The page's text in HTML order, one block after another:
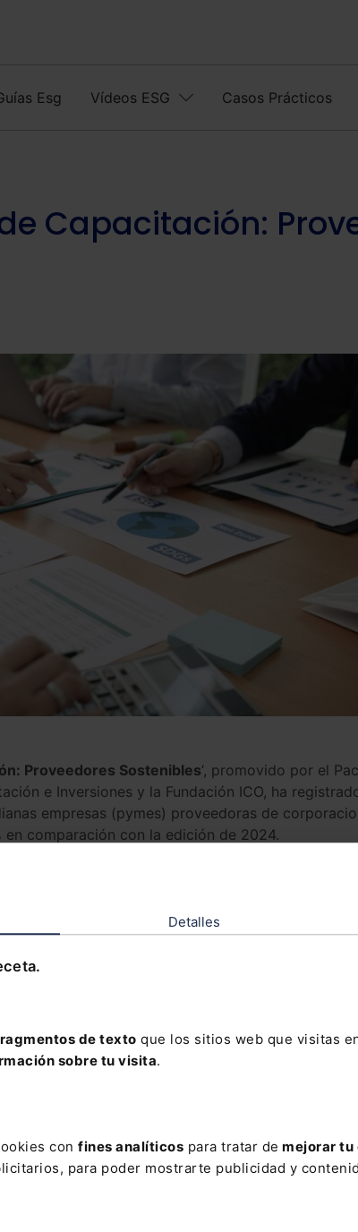
Detalles
de texto que los sitios web que visitas
sobre tu visita.
con fines analíticos para tratar de mejorar tu
para poder mostrarte publicidad y
Esg Vídeos ESG Casos Prácticos
Capacitación:
Proveedores Sostenibles‘, promovido por el
e Inversiones y la Fundación ICO, ha
empresas (pymes) proveedoras de
comparación con la edición de 2024.
tiene como objetivo
en español, inglés y portugués, que incluye
de Desarrollo Sostenible (ODS)y los Diez
cursos, guías y estudios de casos.
impacto internacional con la inclusión de
gracias al compromiso de 48 grandes empresas
han incorporado a sus pymes proveedoras en la
cadenas de suministro.
edición incluyen a Accenture Spain, Acciona,
Sabadell, BBVA, CaixaBank, Cellnex, Cementos
Enel), ENUSA, Europa Mundo Vacaciones,
Iberostar Hotels & Resorts, Grupo Santander,
ITP Aero, Leroy Merlin, Mahou San Miguel, Mango,
Repsol, Roca Group, Roche Farma, Sacyr,
Group, TK Elevator, Urbaser, World2Meet.